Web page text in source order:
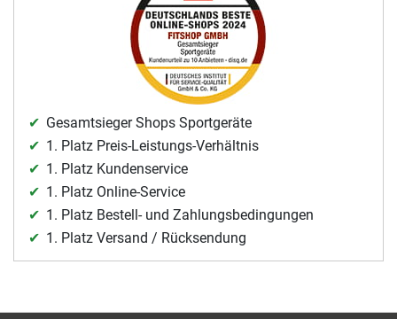
Gesamtsieger Shops Sportgeräte
1. Platz Preis-Leistungs-Verhältnis
1. Platz Kundenservice
1. Platz Online-Service
1. Platz Bestell- und Zahlungsbedingungen
1. Platz Versand / Rücksendung